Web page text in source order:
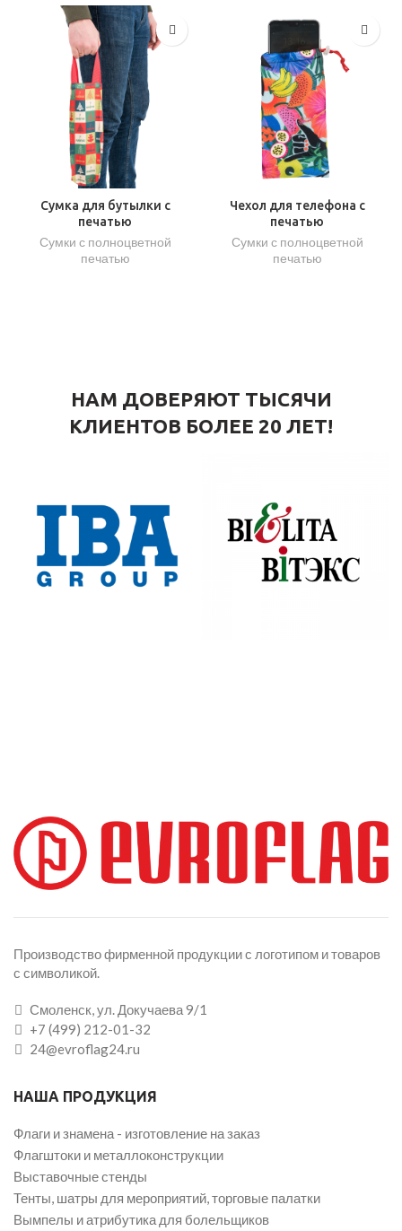
Сумка для бутылки с
печатью
Сумки с полноцветной
печатью
Чехол для телефона с
печатью
Сумки с полноцветной
печатью
НАМ ДОВЕРЯЮТ ТЫСЯЧИ
КЛИЕНТОВ БОЛЕЕ 20 ЛЕТ!
Производство фирменной продукции с логотипом и товаров
с символикой.
Смоленск, ул. Докучаева 9/1
+7 (499) 212-01-32
24@evroflag24.ru
НАША ПРОДУКЦИЯ
Флаги и знамена - изготовление на заказ
Флагштоки и металлоконструкции
Выставочные стенды
Тенты, шатры для мероприятий, торговые палатки
Вымпелы и атрибутика для болельщиков